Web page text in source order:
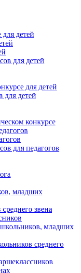
детей
для детей
для детей
для детей
конкурсе
для педагогов
младших
звена
младших
среднего